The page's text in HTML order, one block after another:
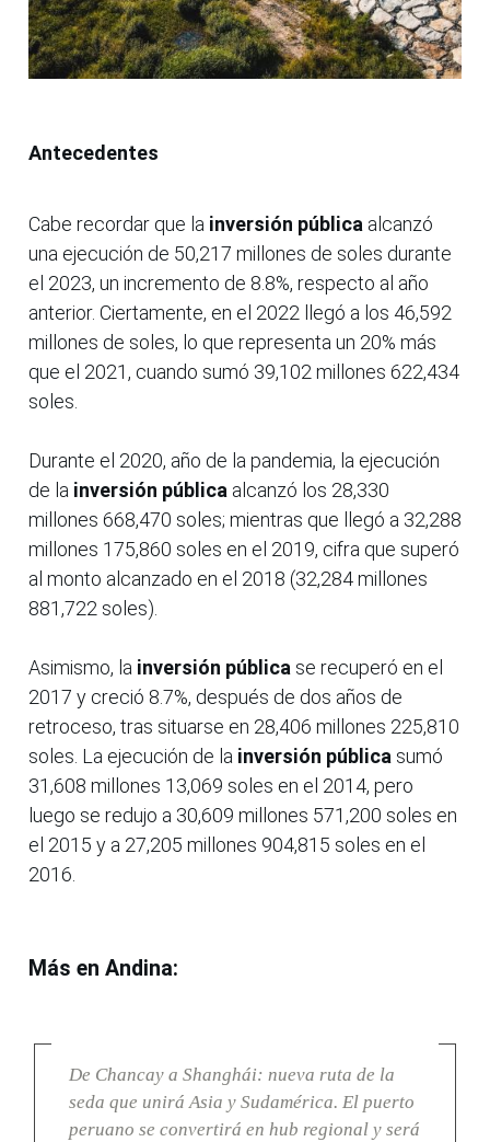
Antecedentes
Cabe recordar que la inversión pública alcanzó
una ejecución de 50,217 millones de soles durante
el 2023, un incremento de 8.8%, respecto al año
anterior. Ciertamente, en el 2022 llegó a los 46,592
millones de soles, lo que representa un 20% más
que el 2021, cuando sumó 39,102 millones 622,434
soles.
Durante el 2020, año de la pandemia, la ejecución
de la inversión pública alcanzó los 28,330
millones 668,470 soles; mientras que llegó a 32,288
millones 175,860 soles en el 2019, cifra que superó
al monto alcanzado en el 2018 (32,284 millones
881,722 soles).
Asimismo, la inversión pública se recuperó en el
2017 y creció 8.7%, después de dos años de
retroceso, tras situarse en 28,406 millones 225,810
soles. La ejecución de la inversión pública sumó
31,608 millones 13,069 soles en el 2014, pero
luego se redujo a 30,609 millones 571,200 soles en
el 2015 y a 27,205 millones 904,815 soles en el
2016.
Más en Andina:
De Chancay a Shanghái: nueva ruta de la
seda que unirá Asia y Sudamérica. El puerto
peruano se convertirá en hub regional y será